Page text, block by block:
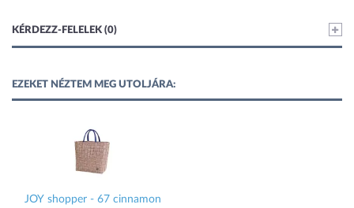
KÉRDEZZ-FELELEK (0)
EZEKET NÉZTEM MEG UTOLJÁRA:
JOY shopper - 67 cinnamon